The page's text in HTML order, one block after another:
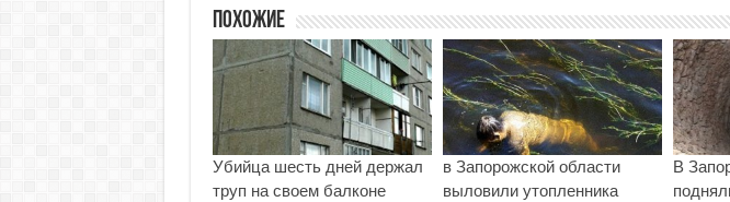
Похожие
Убийца шесть дней держал
труп на своем балконе
в Запорожской области
выловили утопленника
В